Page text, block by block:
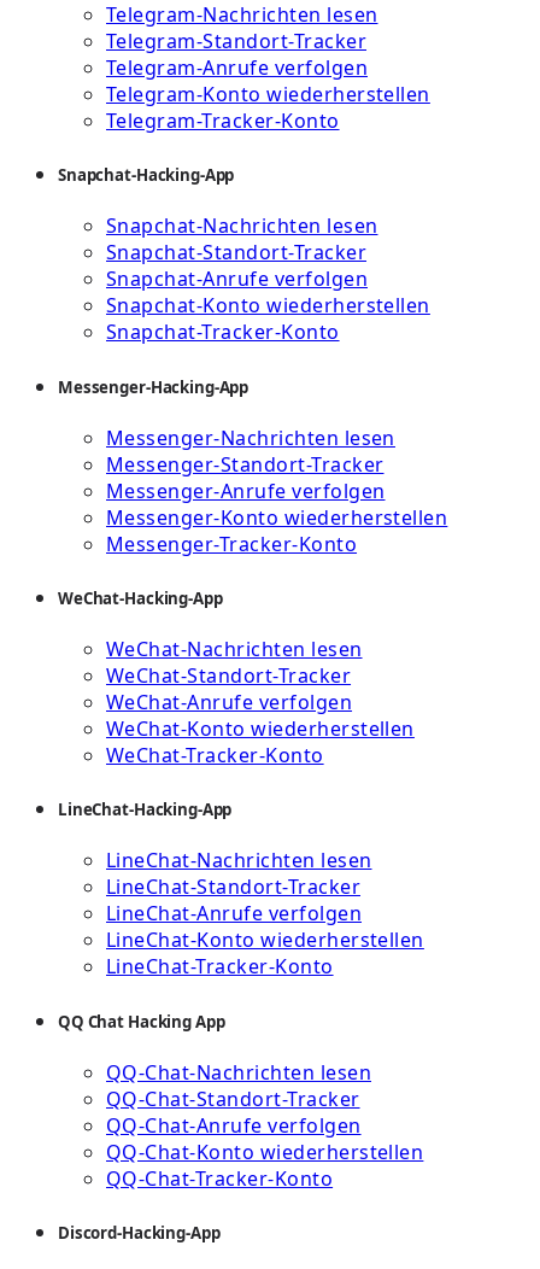
Telegram-Nachrichten lesen
Telegram-Standort-Tracker
Telegram-Anrufe verfolgen
Telegram-Konto wiederherstellen
Telegram-Tracker-Konto
Snapchat-Hacking-App
Snapchat-Nachrichten lesen
Snapchat-Standort-Tracker
Snapchat-Anrufe verfolgen
Snapchat-Konto wiederherstellen
Snapchat-Tracker-Konto
Messenger-Hacking-App
Messenger-Nachrichten lesen
Messenger-Standort-Tracker
Messenger-Anrufe verfolgen
Messenger-Konto wiederherstellen
Messenger-Tracker-Konto
WeChat-Hacking-App
WeChat-Nachrichten lesen
WeChat-Standort-Tracker
WeChat-Anrufe verfolgen
WeChat-Konto wiederherstellen
WeChat-Tracker-Konto
LineChat-Hacking-App
LineChat-Nachrichten lesen
LineChat-Standort-Tracker
LineChat-Anrufe verfolgen
LineChat-Konto wiederherstellen
LineChat-Tracker-Konto
QQ Chat Hacking App
QQ-Chat-Nachrichten lesen
QQ-Chat-Standort-Tracker
QQ-Chat-Anrufe verfolgen
QQ-Chat-Konto wiederherstellen
QQ-Chat-Tracker-Konto
Discord-Hacking-App